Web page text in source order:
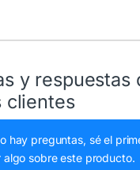
y respuestas
clientes
hay preguntas, sé el
algo sobre este producto.